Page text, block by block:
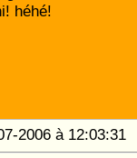
héhé!
2006 à